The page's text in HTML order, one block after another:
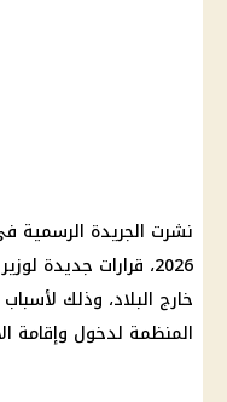
2026، قرارات جديدة
خارج البلاد، وذلك
المنظمة لدخول وإقامة